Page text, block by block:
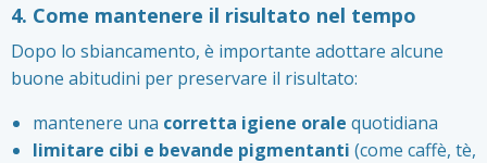
4. Come mantenere il risultato nel tempo
Dopo lo sbiancamento, è importante adottare alcune
buone abitudini per preservare il risultato:
mantenere una corretta igiene orale quotidiana
limitare cibi e bevande pigmentanti (come caffè, tè,